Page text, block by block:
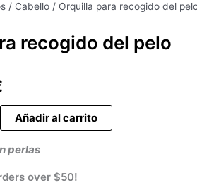
/ Cabello/ Orquilla para recogido del
recogido del pelo
El
precio
actual
es:
Añadir al carrito
perlas
over $50!